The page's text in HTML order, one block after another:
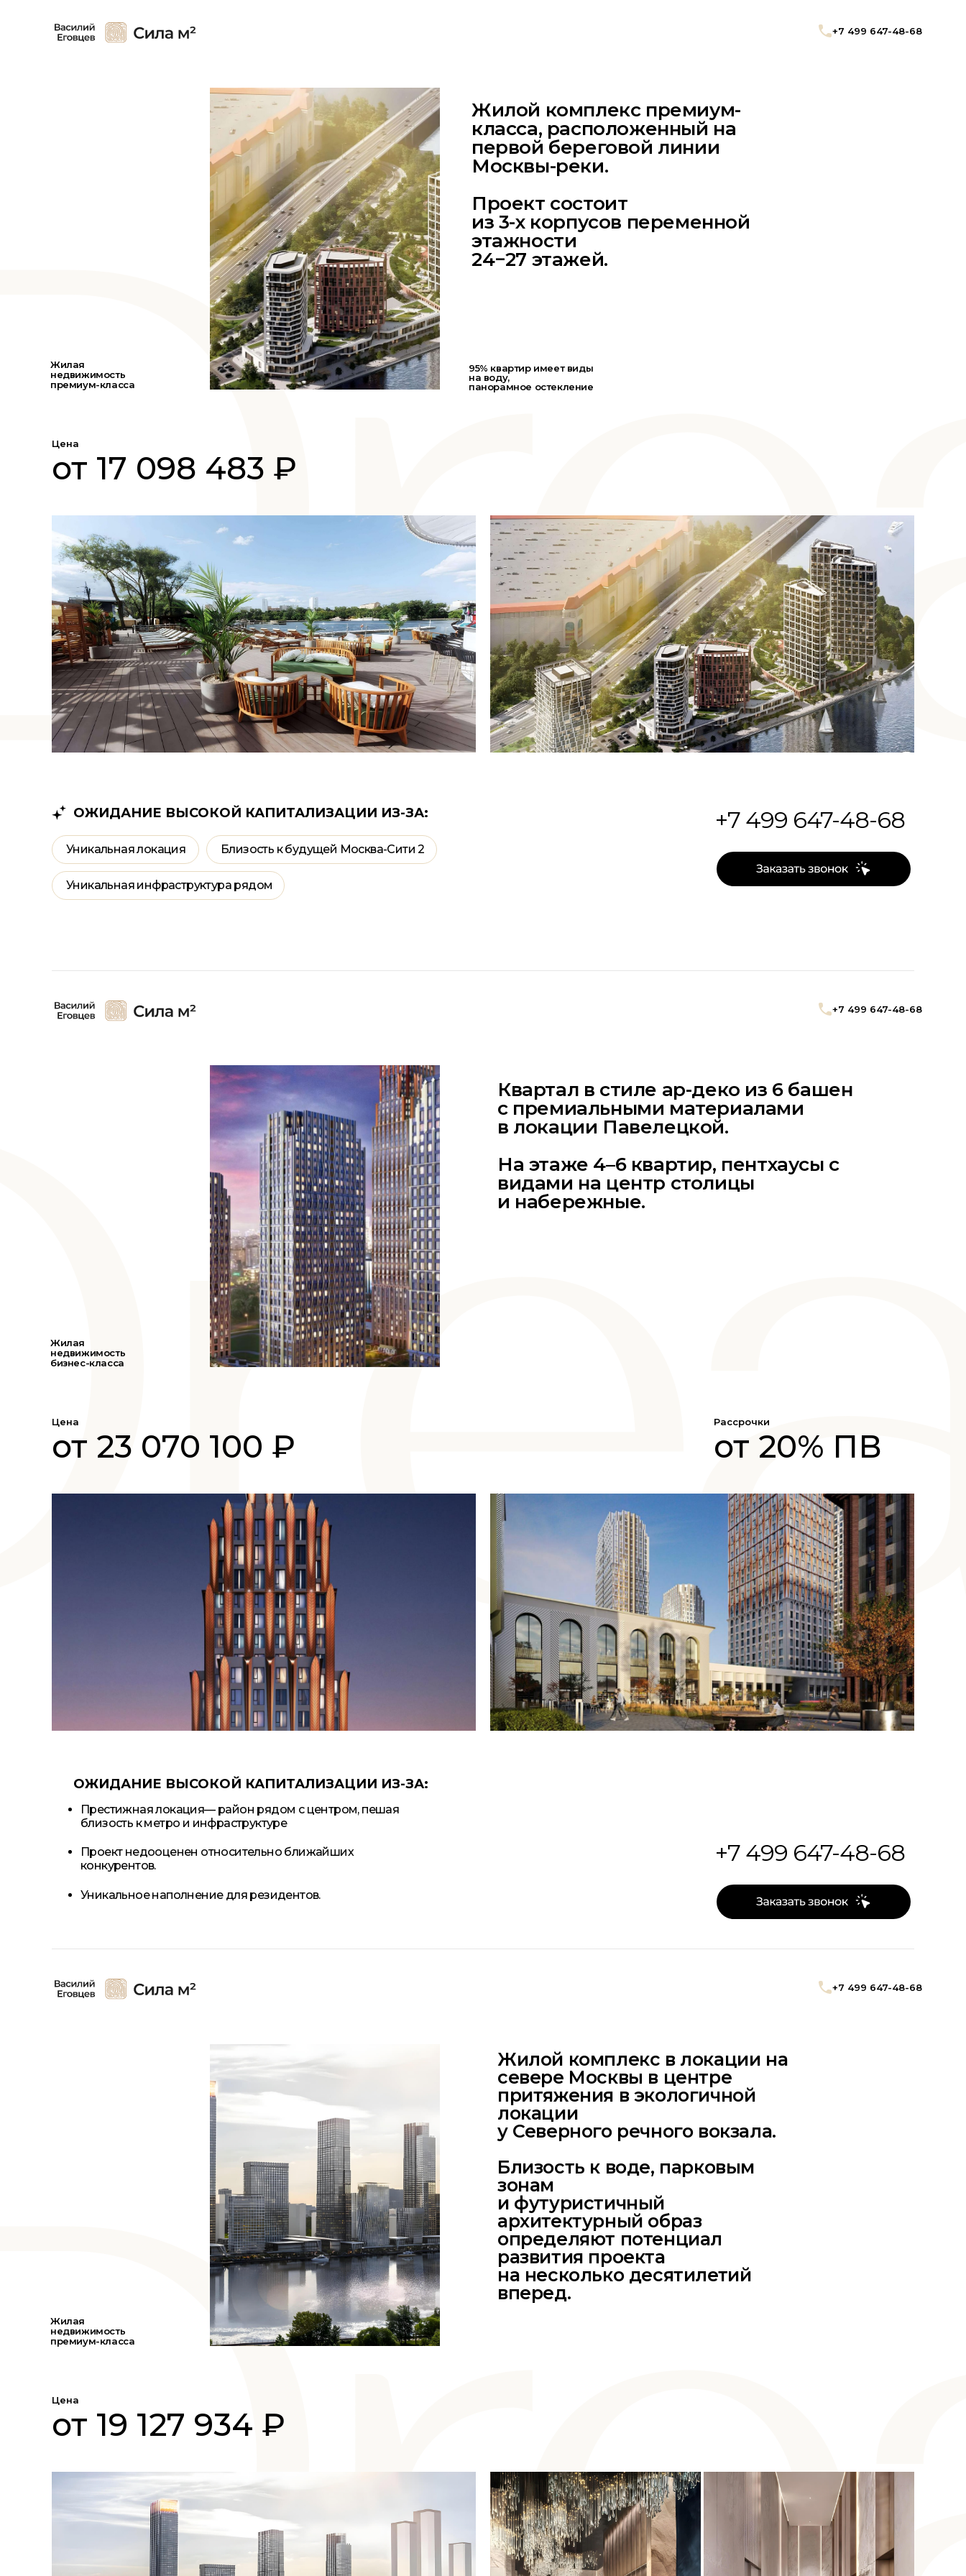
Жилой комплекс премиум-
класса, расположенный на
первой береговой линии
Москвы-реки.
Проект состоит
из 3-х корпусов переменной
этажности
24−27 этажей.
Цена
от 17 098 483 ₽
95% квартир имеет виды
на воду,
панорамное остекление
Уникальная локация Близость к будущей Москва-Сити 2
Уникальная инфраструктура рядом
ОЖИДАНИЕ ВЫСОКОЙ КАПИТАЛИЗАЦИИ ИЗ-ЗА:
+7 499 647-48-68
+7 499 647-48-68
Жилая
недвижимость
премиум-класса
Квартал в стиле ар-деко из 6 башен
с премиальными материалами
в локации Павелецкой.
На этаже 4–6 квартир, пентхаусы с
видами на центр столицы
и набережные.
Цена
от 23 070 100 ₽
Престижная локация— район рядом с центром, пешая
близость к метро и инфраструктуре
Уникальное наполнение для резидентов.
Проект недооценен относительно ближайших
конкурентов.
ОЖИДАНИЕ ВЫСОКОЙ КАПИТАЛИЗАЦИИ ИЗ-ЗА:
Рассрочки
от 20% ПВ
+7 499 647-48-68
+7 499 647-48-68
Жилая
недвижимость
бизнес-класса
Жилой комплекс в локации на
севере Москвы в центре
притяжения в экологичной
локации
у Северного речного вокзала.
Близость к воде, парковым
зонам
и футуристичный
архитектурный образ
определяют потенциал
развития проекта
на несколько десятилетий
вперед.
Цена
от 19 127 934 ₽
+7 499 647-48-68
Жилая
недвижимость
премиум-класса